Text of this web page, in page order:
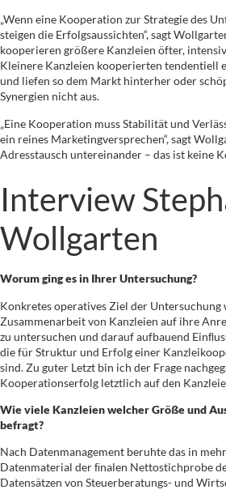
„Wenn eine Kooperation zur Strategie des
steigen die Erfolgsaussichten“, sagt
kooperieren größere Kanzleien öfter,
Kleinere Kanzleien kooperierten tendentiell
und liefen so dem Markt hinterher oder
Synergien nicht aus.
„Eine Kooperation muss Stabilität und
ein reines Marketingversprechen“, sagt
Adresstausch untereinander – das ist keine
Interview
Wollgarten
Worum ging es in Ihrer Untersuchung?
Konkretes operatives Ziel der Untersuchung
Zusammenarbeit von Kanzleien auf ihre
zu untersuchen und darauf aufbauend
die für Struktur und Erfolg einer
sind. Zu guter Letzt bin ich der Frage
Kooperationserfolg letztlich auf den
Wie viele Kanzleien welcher Größe und
befragt?
Nach Datenmanagement beruhte das in
Datenmaterial der ﬁnalen Nettostichprobe
Datensätzen von Steuerberatungs- und